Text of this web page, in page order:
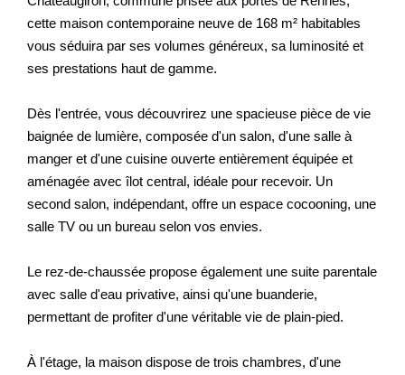
cette maison contemporaine neuve de 168 m² habitables
vous séduira par ses volumes généreux, sa luminosité et
ses prestations haut de gamme.
Dès l'entrée, vous découvrirez une spacieuse pièce de vie
baignée de lumière, composée d'un salon, d'une salle à
manger et d'une cuisine ouverte entièrement équipée et
aménagée avec îlot central, idéale pour recevoir. Un
second salon, indépendant, offre un espace cocooning, une
salle TV ou un bureau selon vos envies.
Le rez-de-chaussée propose également une suite parentale
avec salle d'eau privative, ainsi qu'une buanderie,
permettant de profiter d'une véritable vie de plain-pied.
À l'étage, la maison dispose de trois chambres, d'une